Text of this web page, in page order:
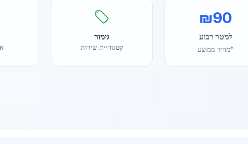
₪90
למטר רבוע
*מחיר ממוצע
גימור
קטגוריית שירות